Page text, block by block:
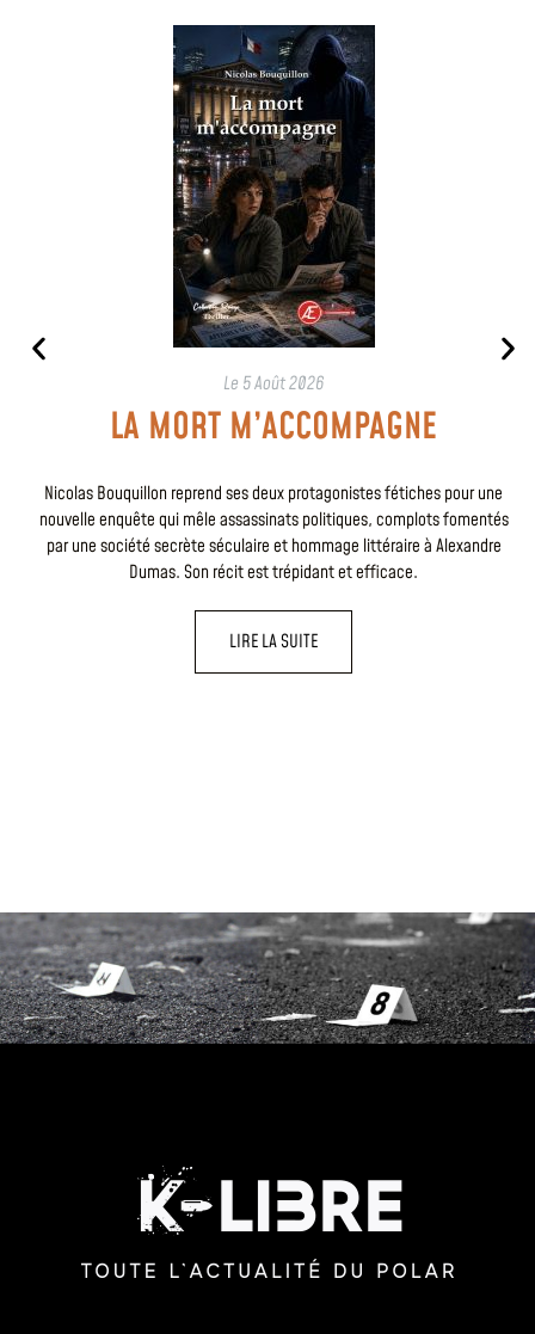
Le 5 Août 2026
LA MORT M’ACCOMPAGNE
Nicolas Bouquillon reprend ses deux protagonistes fétiches pour une
nouvelle enquête qui mêle assassinats politiques, complots fomentés
par une société secrète séculaire et hommage littéraire à Alexandre
Dumas. Son récit est trépidant et efficace.
LIRE LA SUITE